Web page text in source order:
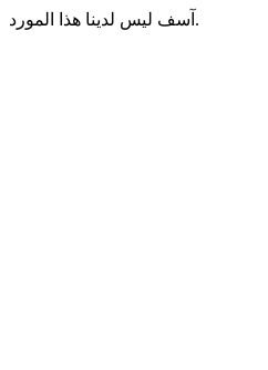
آسف ليس لدينا هذا المورد.